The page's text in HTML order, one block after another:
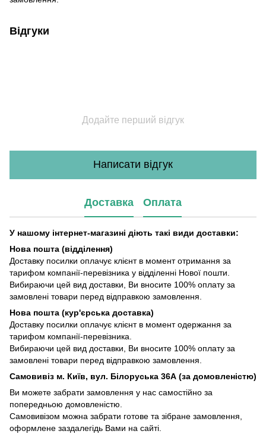
Відгуки
Додайте перший відгук
Написати відгук
Доставка Оплата
У нашому інтернет-магазині діють такі види доставки:
Нова пошта (відділення)
Доставку посилки оплачує клієнт в момент отримання за
тарифом компанії-перевізника у відділенні Нової пошти.
Вибираючи цей вид доставки, Ви вносите 100% оплату за
замовлені товари перед відправкою замовлення.
Нова пошта (кур'єрська доставка)
Доставку посилки оплачує клієнт в момент одержання за
тарифом компанії-перевізника.
Вибираючи цей вид доставки, Ви вносите 100% оплату за
замовлені товари перед відправкою замовлення.
Самовивіз м. Київ, вул. Білоруська 36А (за домовленістю)
Ви можете забрати замовлення у нас самостійно за
попередньою домовленістю.
Самовивізом можна забрати готове та зібране замовлення,
оформлене заздалегідь Вами на сайті.